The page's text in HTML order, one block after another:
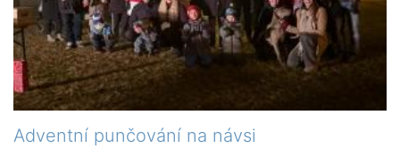
Adventní punčování na návsi